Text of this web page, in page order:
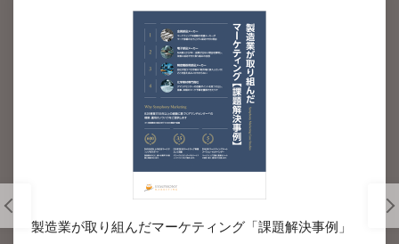
製造業が取り組んだマーケティング「課題解決事例」